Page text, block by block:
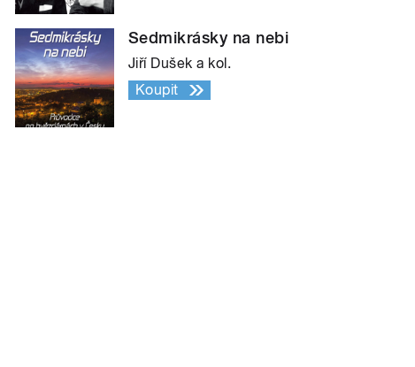
Sedmikrásky na nebi
Jiří Dušek a kol.
Koupit